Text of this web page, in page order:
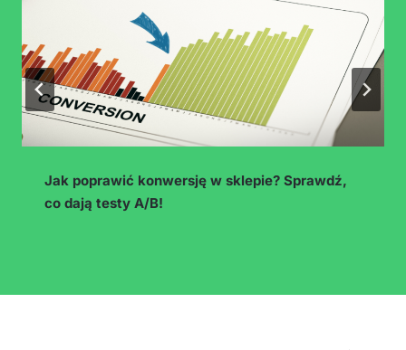
CapCut bez tajemnic – jak edytować wideo,
żeby ludzie oglądali do końca